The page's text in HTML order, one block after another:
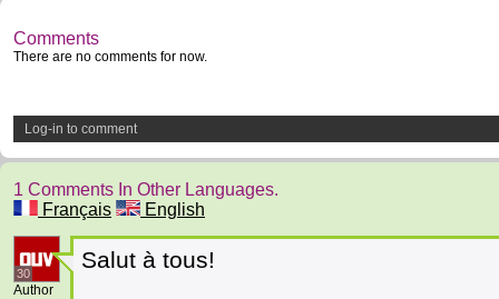
Comments
There are no comments for now.
Log-in to comment
1 Comments In Other Languages.
Français
English
30
Author
Salut à tous!